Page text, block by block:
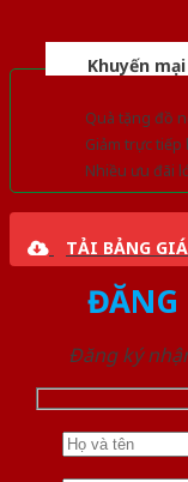
Khuyến mại
Quà tặng đồ
Giảm trực
Nhiều ưu đãi
TẢI BẢNG GIÁ
ĐĂNG
Đăng ký